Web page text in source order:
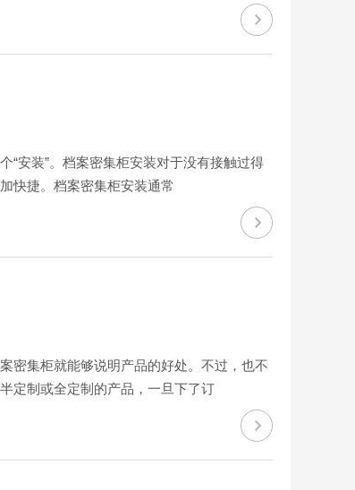
“安装”。档案密集柜安装对于没有接触过得
快捷。档案密集柜安装通常
密集柜就能够说明产品的好处。不过，也不
定制或全定制的产品，一旦下了订